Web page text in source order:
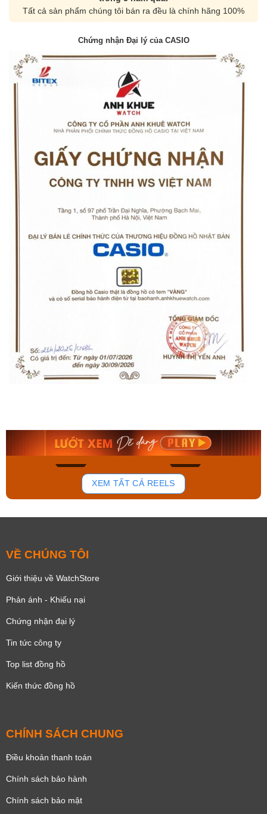
Tất cả sản phẩm chúng tôi bán ra đều là chính hãng 100%
Chứng nhận Đại lý của CASIO
186
Mua ngay Mua ngay
XEM TẤT CẢ REELS
VỀ CHÚNG TÔI
Giới thiệu về WatchStore
Phản ánh - Khiếu nại
Chứng nhận đại lý
Tin tức công ty
Top list đồng hồ
Kiến thức đồng hồ
CHÍNH SÁCH CHUNG
Điều khoản thanh toán
Chính sách bảo hành
Chính sách bảo mật